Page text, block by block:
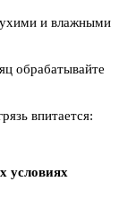
и влажными
обрабатывайте
впитается:
условиях